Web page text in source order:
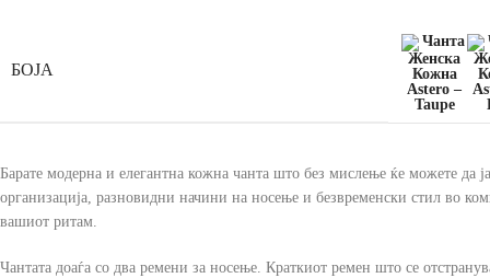
БОЈА
Барате модерна и елегантна кожна чанта што без мислење ќе можете да
организација, разновидни начини на носење и безвременски стил во
вашиот ритам.
Чантата доаѓа со два ремени за носење. Краткиот ремен што се